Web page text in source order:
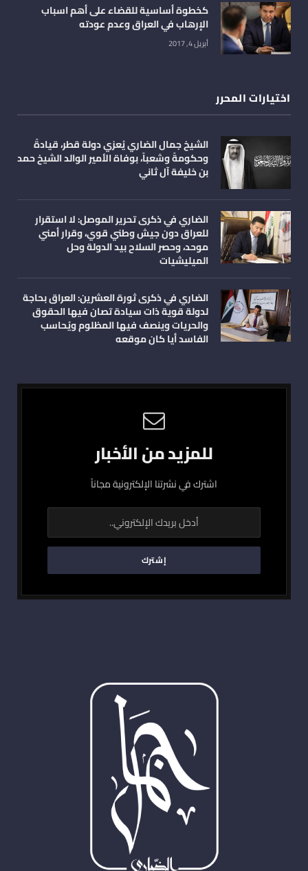
كخطوة أساسية للقضاء على أهم اسباب
الإرهاب في العراق وعدم عودته
أبريل 4, 2017
اختيارات المحرر
الشيخ جمال الضاري يُعزي دولة قطر، قيادةً
وحكومةً وشعباً، بوفاة الأمير الوالد الشيخ حمد
بن خليفة آل ثاني
الضاري في ذكرى تحرير الموصل: لا استقرار
للعراق دون جيش وطني قوي، وقرار أمني
موحد، وحصر السلاح بيد الدولة وحل
الميليشيات
الضاري في ذكرى ثورة العشرين: العراق بحاجة
لدولة قوية ذات سيادة تصان فيها الحقوق
والحريات وينصف فيها المظلوم ويُحاسب
الفاسد أيا كان موقعه
للمزيد من الأخبار
اشترك في نشرتنا الإلكترونية مجاناً